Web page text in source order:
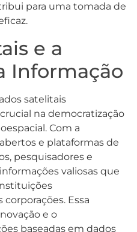
para uma tomada de
e a
Informação
satelitais
na democratização
Com a
e plataformas de
pesquisadores e
valiosas que
Essa
e o
baseadas em dados